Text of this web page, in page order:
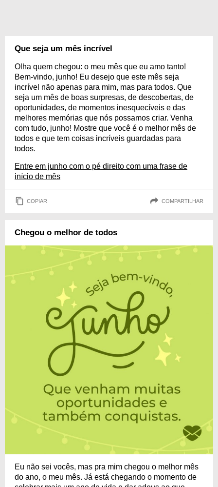
Que seja um mês incrível
Olha quem chegou: o meu mês que eu amo tanto!
Bem-vindo, junho! Eu desejo que este mês seja
incrível não apenas para mim, mas para todos. Que
seja um mês de boas surpresas, de descobertas, de
oportunidades, de momentos inesquecíveis e das
melhores memórias que nós possamos criar. Venha
com tudo, junho! Mostre que você é o melhor mês de
todos e que tem coisas incríveis guardadas para
todos.
Entre em junho com o pé direito com uma frase de
início de mês
COPIAR COMPARTILHAR
Chegou o melhor de todos
Eu não sei vocês, mas pra mim chegou o melhor mês
do ano, o meu mês. Já está chegando o momento de